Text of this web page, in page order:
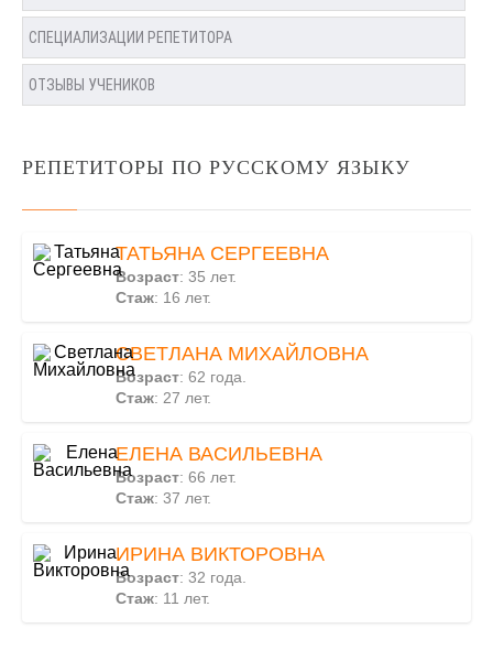
СПЕЦИАЛИЗАЦИИ РЕПЕТИТОРА
ОТЗЫВЫ УЧЕНИКОВ
РЕПЕТИТОРЫ ПО РУССКОМУ ЯЗЫКУ
ТАТЬЯНА СЕРГЕЕВНА
Возраст: 35 лет.
Стаж: 16 лет.
СВЕТЛАНА МИХАЙЛОВНА
Возраст: 62 года.
Стаж: 27 лет.
ЕЛЕНА ВАСИЛЬЕВНА
Возраст: 66 лет.
Стаж: 37 лет.
ИРИНА ВИКТОРОВНА
Возраст: 32 года.
Стаж: 11 лет.